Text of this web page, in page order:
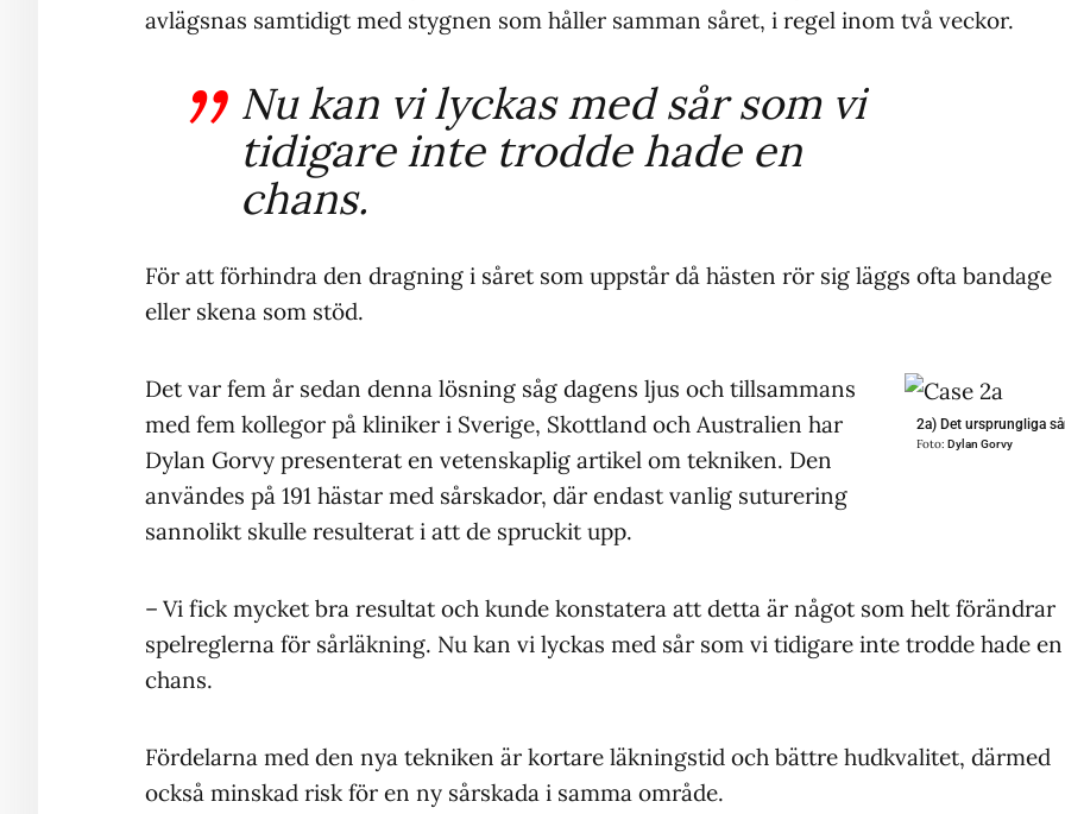
avlägsnas samtidigt med stygnen som håller samman såret, i regel inom två veckor.
Nu kan vi lyckas med sår som vi
tidigare inte trodde hade en
chans.
För att förhindra den dragning i såret som uppstår då hästen rör sig läggs ofta bandage
eller skena som stöd.
2a) Det ursprungliga
Foto: Dylan Gorvy
Det var fem år sedan denna lösning såg dagens ljus och tillsammans
med fem kollegor på kliniker i Sverige, Skottland och Australien har
Dylan Gorvy presenterat en vetenskaplig artikel om tekniken. Den
användes på 191 hästar med sårskador, där endast vanlig suturering
sannolikt skulle resulterat i att de spruckit upp.
– Vi fick mycket bra resultat och kunde konstatera att detta är något som helt förändrar
spelreglerna för sårläkning. Nu kan vi lyckas med sår som vi tidigare inte trodde hade en
chans.
Fördelarna med den nya tekniken är kortare läkningstid och bättre hudkvalitet, därmed
också minskad risk för en ny sårskada i samma område.